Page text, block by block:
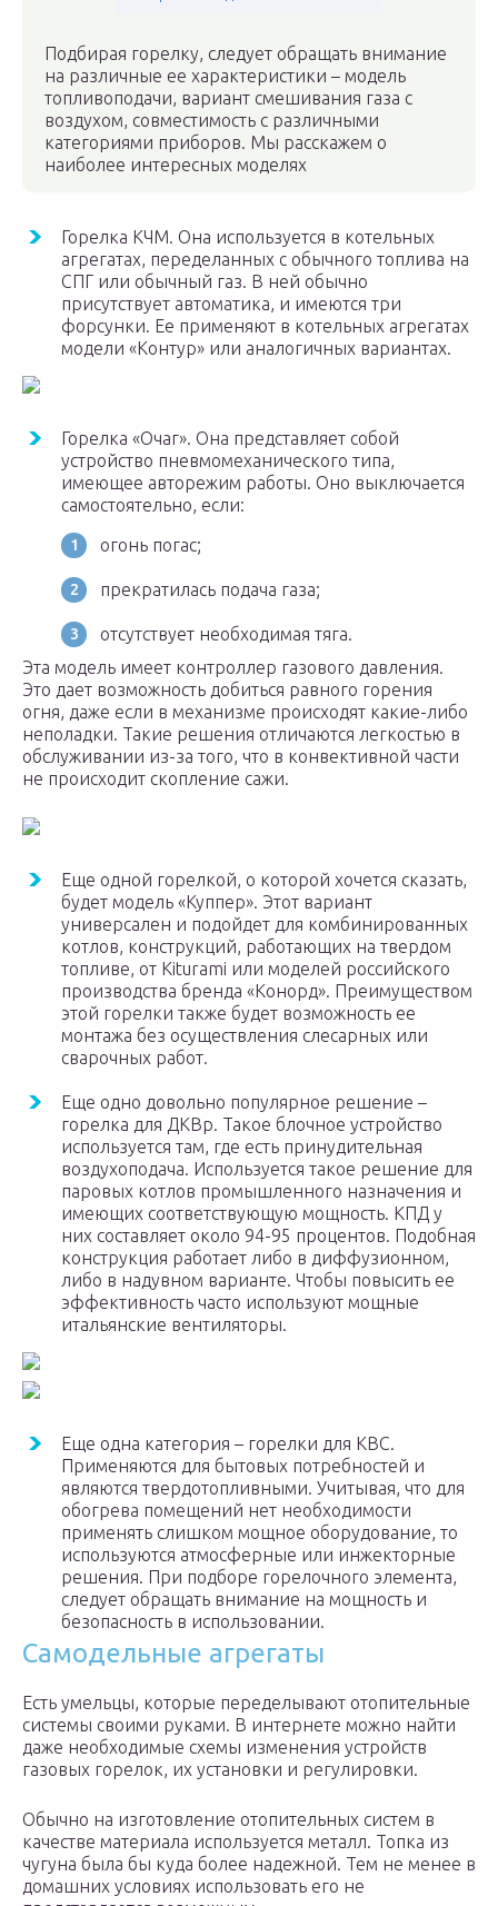
Подбирая горелку, следует обращать внимание
на различные ее характеристики – модель
топливоподачи, вариант смешивания газа с
воздухом, совместимость с различными
категориями приборов. Мы расскажем о
наиболее интересных моделях
Горелка КЧМ. Она используется в котельных
агрегатах, переделанных с обычного топлива на
СПГ или обычный газ. В ней обычно
присутствует автоматика, и имеются три
форсунки. Ее применяют в котельных агрегатах
модели «Контур» или аналогичных вариантах.
Горелка «Очаг». Она представляет собой
устройство пневмомеханического типа,
имеющее авторежим работы. Оно выключается
самостоятельно, если:
огонь погас;
прекратилась подача газа;
отсутствует необходимая тяга.
Эта модель имеет контроллер газового давления.
Это дает возможность добиться равного горения
огня, даже если в механизме происходят какие-либо
неполадки. Такие решения отличаются легкостью в
обслуживании из-за того, что в конвективной части
не происходит скопление сажи.
Еще одной горелкой, о которой хочется сказать,
будет модель «Куппер». Этот вариант
универсален и подойдет для комбинированных
котлов, конструкций, работающих на твердом
топливе, от Kiturami или моделей российского
производства бренда «Конорд». Преимуществом
этой горелки также будет возможность ее
монтажа без осуществления слесарных или
сварочных работ.
Еще одно довольно популярное решение –
горелка для ДКВр. Такое блочное устройство
используется там, где есть принудительная
воздухоподача. Используется такое решение для
паровых котлов промышленного назначения и
имеющих соответствующую мощность. КПД у
них составляет около 94-95 процентов. Подобная
конструкция работает либо в диффузионном,
либо в надувном варианте. Чтобы повысить ее
эффективность часто используют мощные
итальянские вентиляторы.
Еще одна категория – горелки для КВС.
Применяются для бытовых потребностей и
являются твердотопливными. Учитывая, что для
обогрева помещений нет необходимости
применять слишком мощное оборудование, то
используются атмосферные или инжекторные
решения. При подборе горелочного элемента,
следует обращать внимание на мощность и
безопасность в использовании.
Самодельные агрегаты
Есть умельцы, которые переделывают отопительные
системы своими руками. В интернете можно найти
даже необходимые схемы изменения устройств
газовых горелок, их установки и регулировки.
Обычно на изготовление отопительных систем в
качестве материала используется металл. Топка из
чугуна была бы куда более надежной. Тем не менее в
домашних условиях использовать его не